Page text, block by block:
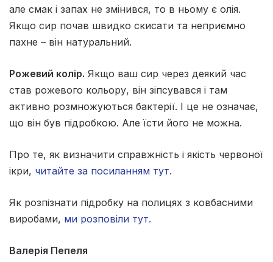
але смак і запах не змінився, то в ньому є олія.
Якщо сир почав швидко скисати та неприємно
пахне – він натуральний.
Рожевий колір. Якщо ваш сир через деякий час
став рожевого кольору, він зіпсувався і там
активно розмножуються бактерії. І це не означає,
що він був підробкою. Але їсти його не можна.
Про те, як визначити справжність і якість червоної
ікри, читайте за посиланням тут.
Як розпізнати підробку на полицях з ковбасними
виробами, ми розповіли тут.
Валерія Пепеля